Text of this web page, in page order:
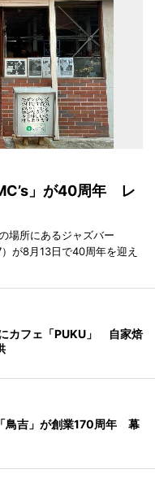
」が40周年 レ
場所にあるジャズバー
が8月13日で40周年を迎え
カフェ「PUKU」 自家焙
鳥吉」が創業170周年 幕